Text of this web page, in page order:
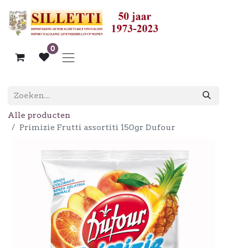
0
Alle producten
Primizie Frutti assortiti 150gr Dufour